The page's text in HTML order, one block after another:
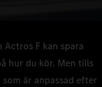
F kan spara
hur du kör. Men tills
är anpassad efter